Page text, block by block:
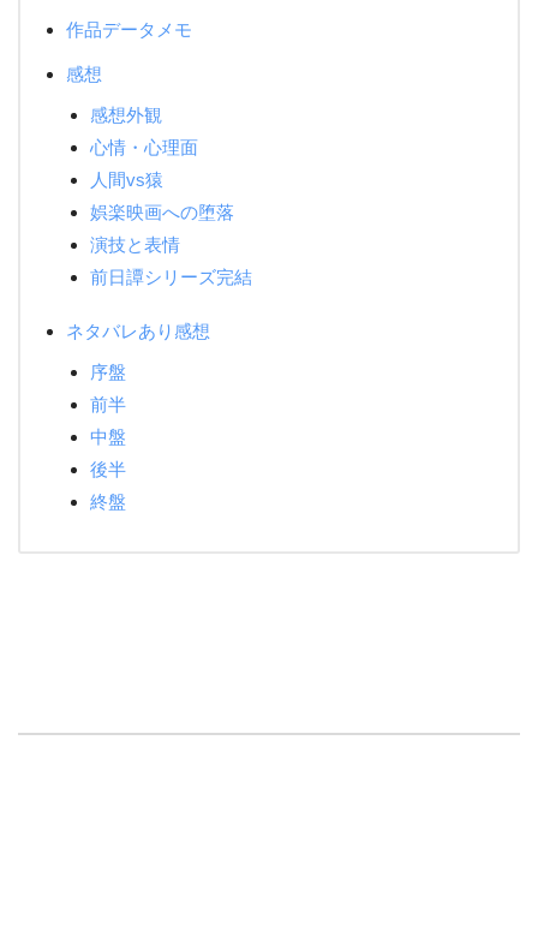
作品データメモ
感想
感想外観
心情・心理面
人間vs猿
娯楽映画への堕落
演技と表情
前日譚シリーズ完結
ネタバレあり感想
序盤
前半
中盤
後半
終盤